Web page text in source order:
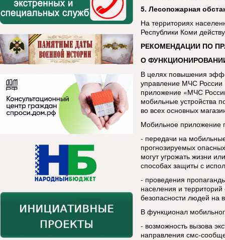
5. Лесопожарная
На территориях
Республики Коми
РЕКОМЕНДАЦИИ ПО
О
В целях повышения
управление МЧС России
приложение «МЧС
мобильные устройства
во всех основных
Мобильное приложение
- передачи на
прогнозируемых
могут угрожать жизни
способах защиты с
- проведения
населения и
безопасности людей на
В функционал
- возможность вызова
направления смс-